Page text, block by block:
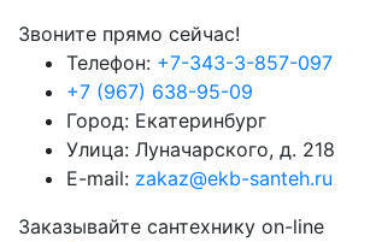
Звоните прямо сейчас!
Телефон: +7-343-3-857-097
+7 (967) 638-95-09
Город: Екатеринбург
Улица: Луначарского, д. 218
E-mail: zakaz@ekb-santeh.ru
Заказывайте сантехнику on-line